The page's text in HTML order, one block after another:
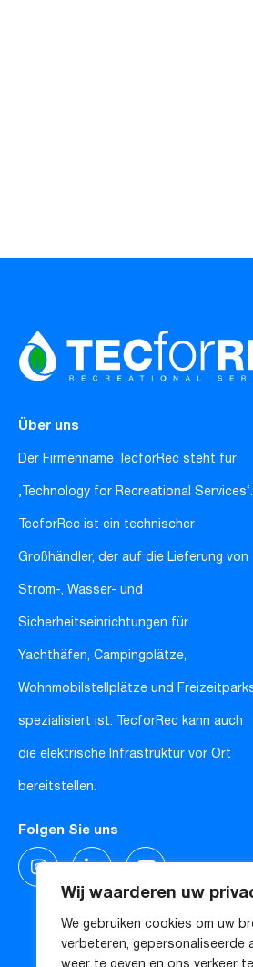
Wij waarderen uw
We gebruiken cookies om uw
verbeteren,
Über uns
Der Firmenname TecforRec steht für
‚Technology for Recreational Services‘.
TecforRec ist ein technischer
Großhändler, der auf die Lieferung von
Strom-, Wasser- und
Sicherheitseinrichtungen für
Yachthäfen, Campingplätze,
Wohnmobilstellplätze und
spezialisiert ist. TecforRec kann auch
die elektrische Infrastruktur vor Ort
bereitstellen.
Folgen Sie uns